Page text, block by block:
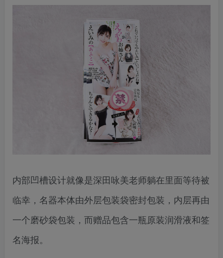
内部凹槽设计就像是深田咏美老师躺在里面等待被
临幸，名器本体由外层包装袋密封包装，内层再由
一个磨砂袋包装，而赠品包含一瓶原装润滑液和签
名海报。